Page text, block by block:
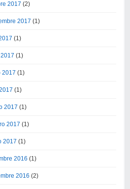
2017 (2)
2017 (1)
(1)
(1)
2017 (1)
(1)
2017 (1)
2017 (1)
2017 (1)
2016 (1)
2016 (2)